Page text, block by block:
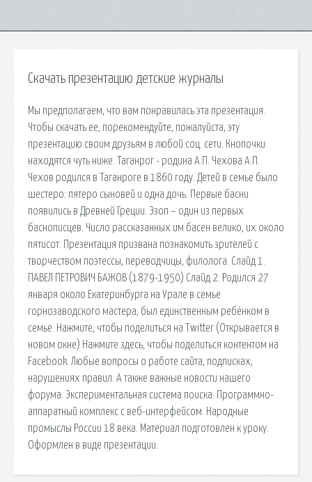
Скачать презентацию детские журналы
Мы предполагаем, что вам понравилась эта презентация.
Чтобы скачать ее, порекомендуйте, пожалуйста, эту
презентацию своим друзьям в любой соц. сети. Кнопочки
находятся чуть ниже. Таганрог - родина А.П. Чехова А.П.
Чехов родился в Таганроге в 1860 году. Детей в семье было
шестеро: пятеро сыновей и одна дочь. Первые басни
появились в Древней Греции. Эзоп – один из первых
баснописцев. Число рассказанных им басен велико, их около
пятисот. Презентация призвана познакомить зрителей с
творчеством поэтессы, переводчицы, филолога. Слайд 1.
ПАВЕЛ ПЕТРОВИЧ БАЖОВ (1879-1950) Слайд 2. Родился 27
января около Екатеринбурга на Урале в семье
горнозаводского мастера, был единственным ребёнком в
семье. Нажмите, чтобы поделиться на Twitter (Открывается в
новом окне) Нажмите здесь, чтобы поделиться контентом на
Facebook. Любые вопросы о работе сайта, подписках,
нарушениях правил. А также важные новости нашего
форума. Экспериментальная система поиска. Программно-
аппаратный комплекс с веб-интерфейсом. Народные
промыслы России 18 века. Материал подготовлен к уроку.
Оформлен в виде презентации.